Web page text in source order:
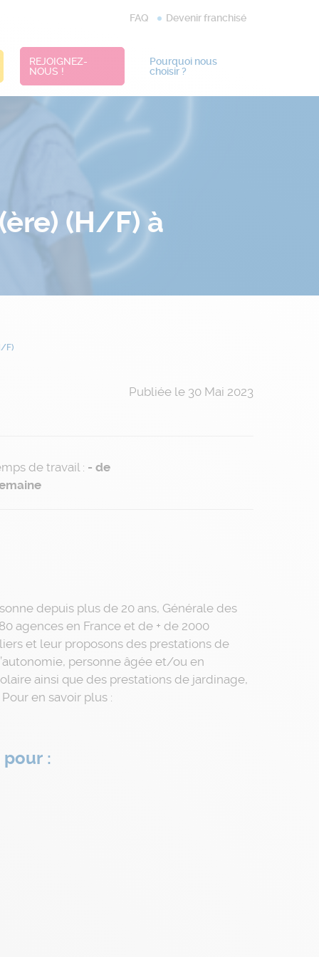
FAQ Devenir franchisé
REJOIGNEZ-
NOUS !
Pourquoi nous
choisir ?
(H/F) à
F)
Publiée le 30 Mai 2023
de travail: - de
depuis plus de 20 ans, Générale des
agences en France et de + de 2000
et leur proposons des prestations de
personne âgée et/ou en
ainsi que des prestations de jardinage,
en savoir plus :
: